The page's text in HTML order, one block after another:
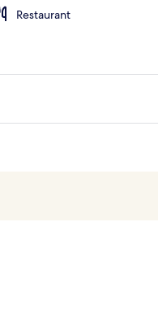
Restaurant